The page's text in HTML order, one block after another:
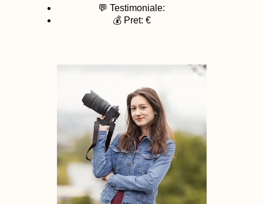
💬 Testimoniale:
💰 Pret: €